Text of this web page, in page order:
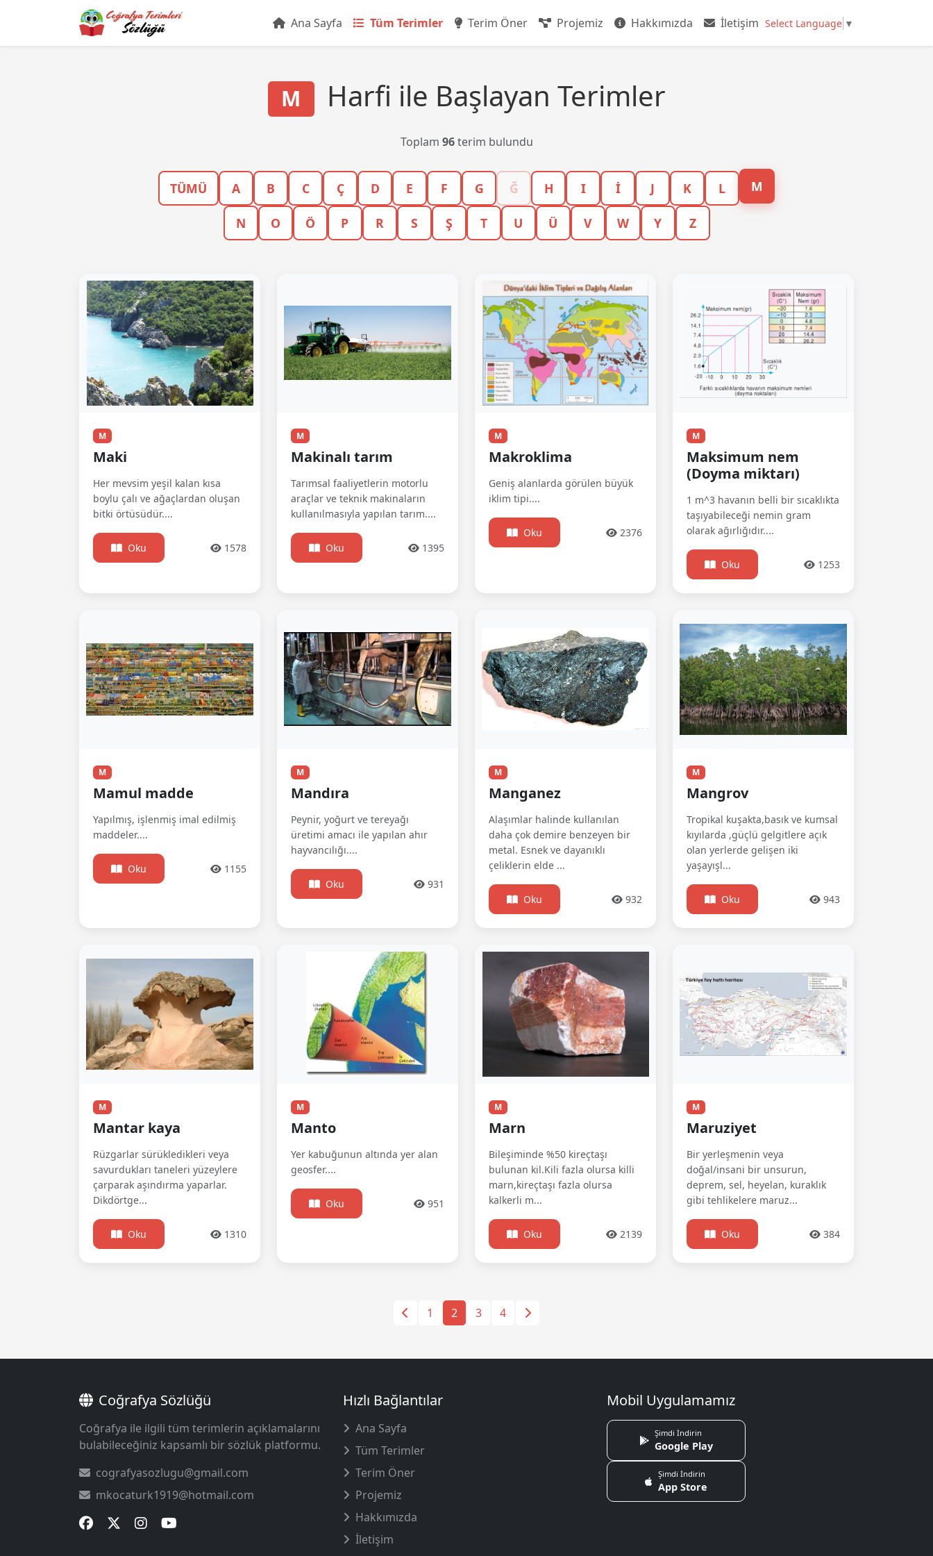
Ana Sayfa Tüm Terimler Terim Öner Projemiz Hakkımızda İletişim Select Language ▼
M Harfi ile Başlayan Terimler
Toplam 96terim bulundu
TÜMÜ A B C Ç D E F G Ğ H I İ J K L M
N O Ö P R S Ş T U Ü V W Y Z
M
Maki
Her mevsim yeşil kalan kısa
boylu çalı ve ağaçlardan oluşan
bitki örtüsüdür....
Oku 1578
M
Makinalı tarım
Tarımsal faaliyetlerin motorlu
araçlar ve teknik makinaların
kullanılmasıyla yapılan tarım....
Oku 1395
M
Makroklima
Geniş alanlarda görülen büyük
iklim tipi....
Oku 2376
M
Maksimum nem
(Doyma miktarı)
1 m^3 havanın belli bir sıcaklıkta
taşıyabileceği nemin gram
olarak ağırlığıdır....
Oku 1253
M
Mamul madde
Yapılmış, işlenmiş imal edilmiş
maddeler....
Oku 1155
M
Mandıra
Peynir, yoğurt ve tereyağı
üretimi amacı ile yapılan ahır
hayvancılığı....
Oku 931
M
Manganez
Alaşımlar halinde kullanılan
daha çok demire benzeyen bir
metal. Esnek ve dayanıklı
çeliklerin elde ...
Oku 932
M
Mangrov
Tropikal kuşakta,basık ve kumsal
kıyılarda ,güçlü gelgitlere açık
olan yerlerde gelişen iki
yaşayışl...
Oku 943
M
Mantar kaya
Rüzgarlar sürükledikleri veya
savurdukları taneleri yüzeylere
çarparak aşındırma yaparlar.
Dikdörtge...
Oku 1310
M
Manto
Yer kabuğunun altında yer alan
geosfer....
Oku 951
M
Marn
Bileşiminde %50 kireçtaşı
bulunan kil.Kili fazla olursa killi
marn,kireçtaşı fazla olursa
kalkerli m...
Oku 2139
M
Maruziyet
Bir yerleşmenin veya
doğal/insani bir unsurun,
deprem, sel, heyelan, kuraklık
gibi tehlikelere maruz...
Oku 384
1 2 3 4
Coğrafya Sözlüğü
Coğrafya ile ilgili tüm terimlerin açıklamalarını
bulabileceğiniz kapsamlı bir sözlük platformu.
cografyasozlugu@gmail.com
mkocaturk1919@hotmail.com
Hızlı Bağlantılar
Ana Sayfa
Tüm Terimler
Terim Öner
Projemiz
Hakkımızda
İletişim
Mobil Uygulamamız
Şimdi İndirin
Google Play
Şimdi İndirin
App Store